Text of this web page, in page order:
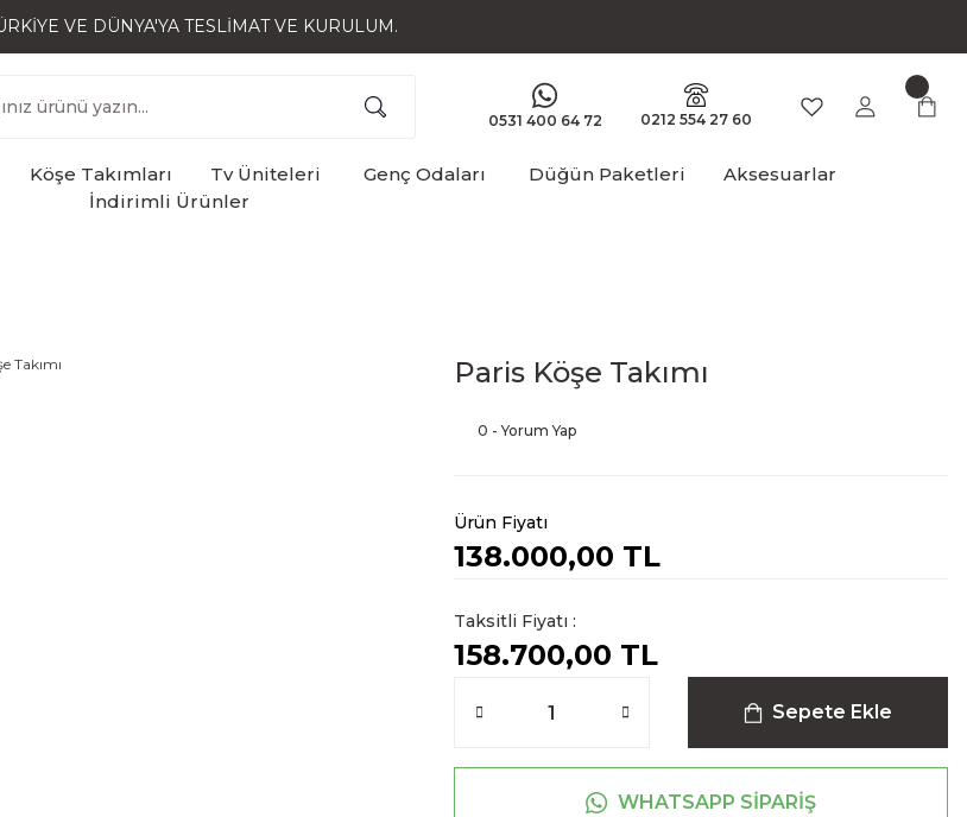
VE DÜNYA'YA TESLİMAT VE KURULUM.
0531 400 64 72 0212 554 27 60
Köşe Takımları Tv Üniteleri Genç Odaları Düğün Paketleri
Aksesuarlar
İndirimli Ürünler
Paris Köşe Takımı
0 - Yorum Yap
Ürün Fiyatı
138.000,00 TL
Taksitli Fiyatı :
158.700,00 TL
Sepete Ekle
WHATSAPP SİPARİŞ